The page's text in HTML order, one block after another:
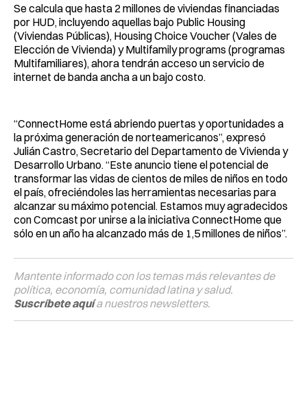
Se calcula que hasta 2 millones de viviendas financiadas
por HUD, incluyendo aquellas bajo Public Housing
(Viviendas Públicas), Housing Choice Voucher (Vales de
Elección de Vivienda) y Multifamily programs (programas
Multifamiliares), ahora tendrán acceso un servicio de
internet de banda ancha a un bajo costo.
“ConnectHome está abriendo puertas y oportunidades a
la próxima generación de norteamericanos”, expresó
Julián Castro, Secretario del Departamento de Vivienda y
Desarrollo Urbano. “Este anuncio tiene el potencial de
transformar las vidas de cientos de miles de niños en todo
el país, ofreciéndoles las herramientas necesarias para
alcanzar su máximo potencial. Estamos muy agradecidos
con Comcast por unirse a la iniciativa ConnectHome que
sólo en un año ha alcanzado más de 1,5 millones de niños”.
Mantente informado con los temas más relevantes de
política, economía, comunidad latina y salud.
Suscríbete aquía nuestros newsletters.